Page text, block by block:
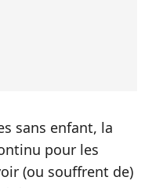
sans enfant, la
pour les
(ou souffrent de)